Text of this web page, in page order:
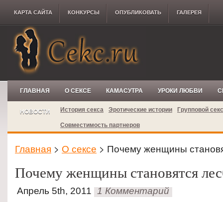
КАРТА САЙТА КОНКУРCЫ ОПУБЛИКОВАТЬ ГАЛЕРЕЯ
ГЛАВНАЯ О СЕКСЕ КАМАСУТРА УРОКИ ЛЮБВИ
НОВОСТИ История секса Эротические истории Групповой секс
Совместимость партнеров
Главная > О сексе > Почему женщины
Почему женщины становятся
Апрель 5th, 2011 1 Комментарий